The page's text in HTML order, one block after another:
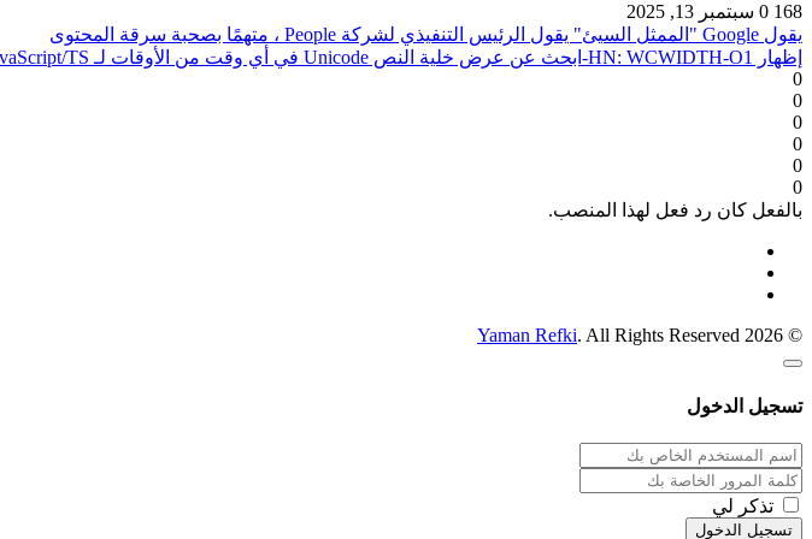
168
0 سبتمبر 13, 2025
يقول Google "الممثل السيئ" يقول الرئيس التنفيذي لشركة People ، متهمًا بصحبة سرقة المحتوى
إظهار HN: WCWIDTH-O1-ابحث عن عرض خلية النص Unicode في أي وقت من الأوقات لـ JavaScript/TS
0
0
0
0
0
0
بالفعل كان رد فعل لهذا المنصب.
© 2026
Yaman Refki. All Rights Reserved
تسجيل الدخول
تذكر لي